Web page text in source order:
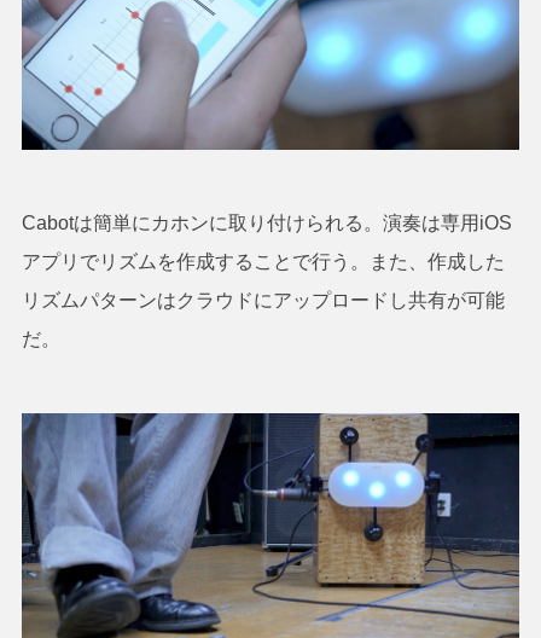
Cabotは簡単にカホンに取り付けられる。演奏は専用iOS
アプリでリズムを作成することで行う。また、作成した
リズムパターンはクラウドにアップロードし共有が可能
だ。